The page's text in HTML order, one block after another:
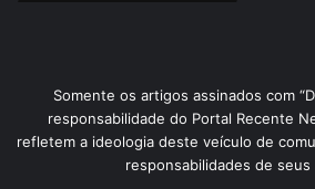
Somente os artigos assinados com
responsabilidade do Portal Recente
refletem a ideologia deste veículo de
responsabilidades de seus